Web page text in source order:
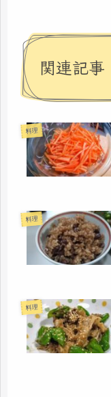
関連記事
料理
料理
料理